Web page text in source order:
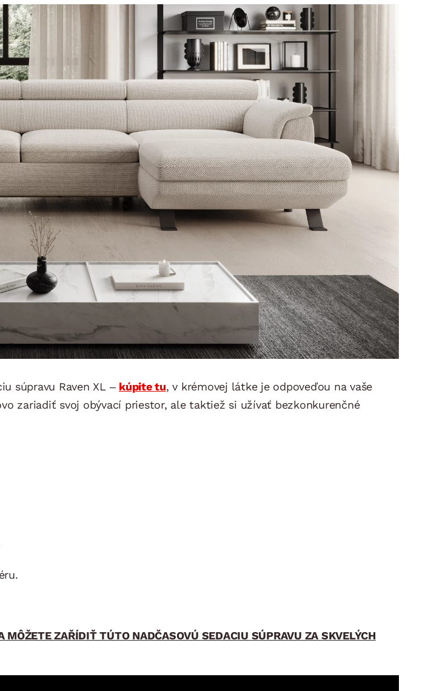
ZÁHRADNÉ DOPLNKY VIANOCE
Záhradné doplnky
Zahradné zostavy
súpravu Raven XL – kúpite tu, v krémovej látke je odpoveďou na vaše
zariadiť svoj obývací priestor, ale taktiež si užívať bezkonkurenčné
ZAŘÍDIŤ TÚTO NADČASOVÚ SEDACIU SÚPRAVU ZA SKVELÝCH